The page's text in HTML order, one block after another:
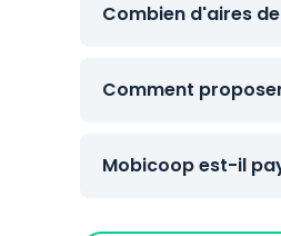
Combien d'aires
Comment
Mobicoop est-il